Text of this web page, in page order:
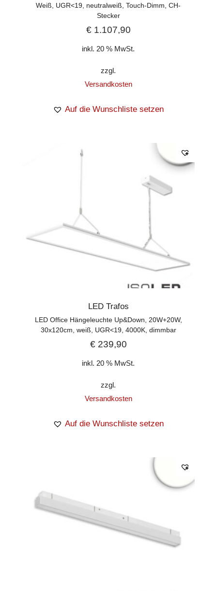
Weiß, UGR<19, neutralweiß, Touch-Dimm, CH-
Stecker
€1.107,90
inkl. 20 % MwSt.
zzgl.
Versandkosten
Auf die Wunschliste setzen
LED Trafos
LED Office Hängeleuchte Up&Down, 20W+20W,
30x120cm, weiß, UGR<19, 4000K, dimmbar
€239,90
inkl. 20 % MwSt.
zzgl.
Versandkosten
Auf die Wunschliste setzen